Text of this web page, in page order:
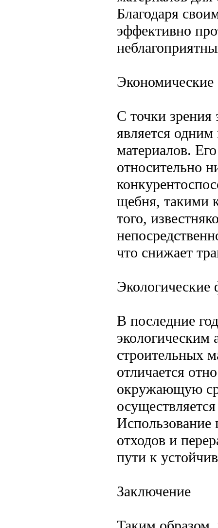
Благодаря
эффективно
Экономические
С точки зрения
является
материалов.
относительно
щебня, такими
того,
что снижает
Экологические
В последние
экологическим
строительных
отличается
окружающую
Использование
отходов и
пути к
Заключение